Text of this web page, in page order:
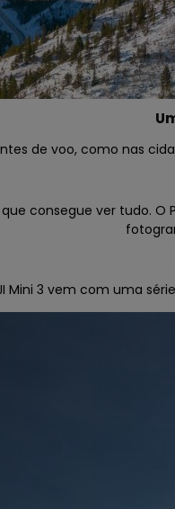
de voo, como nas
consegue ver tudo. O
Mini 3 vem com uma